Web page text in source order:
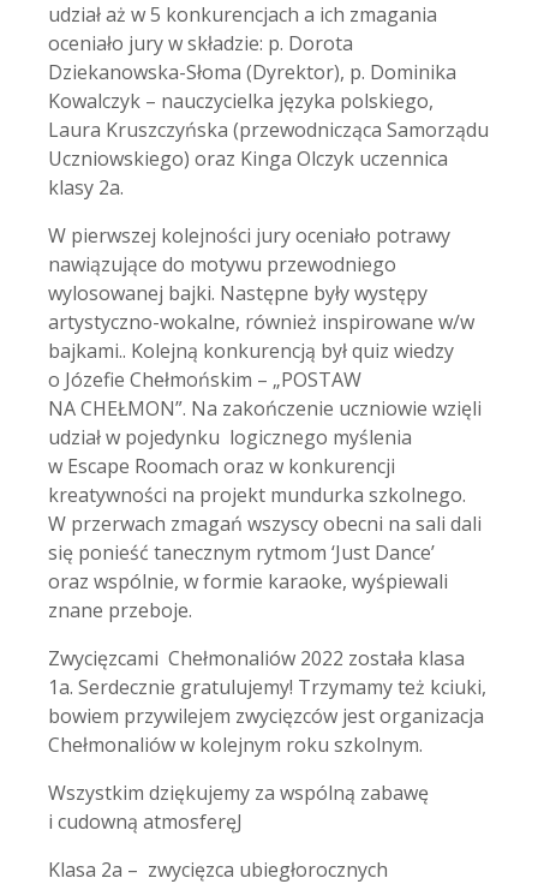
udział aż w 5 konkurencjach a ich zmagania
oceniało jury w składzie: p. Dorota
Dziekanowska-Słoma (Dyrektor), p. Dominika
Kowalczyk – nauczycielka języka polskiego,
Laura Kruszczyńska (przewodnicząca Samorządu
Uczniowskiego) oraz Kinga Olczyk uczennica
klasy 2a.
W pierwszej kolejności jury oceniało potrawy
nawiązujące do motywu przewodniego
wylosowanej bajki. Następne były występy
artystyczno-wokalne, również inspirowane w/w
bajkami.. Kolejną konkurencją był quiz wiedzy
o Józefie Chełmońskim – „POSTAW
NA CHEŁMON”. Na zakończenie uczniowie wzięli
udział w pojedynku logicznego myślenia
w Escape Roomach oraz w konkurencji
kreatywności na projekt mundurka szkolnego.
W przerwach zmagań wszyscy obecni na sali dali
się ponieść tanecznym rytmom ‘Just Dance’
oraz wspólnie, w formie karaoke, wyśpiewali
znane przeboje.
Zwycięzcami Chełmonaliów 2022 została klasa
1a. Serdecznie gratulujemy! Trzymamy też kciuki,
bowiem przywilejem zwycięzców jest organizacja
Chełmonaliów w kolejnym roku szkolnym.
Wszystkim dziękujemy za wspólną zabawę
i cudowną atmosferęJ
Klasa 2a – zwycięzca ubiegłorocznych